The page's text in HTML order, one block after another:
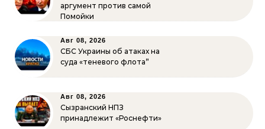
аргумент против самой
Помойки
Авг 08, 2026
СБС Украины об атаках на
суда «теневого флота”
Авг 08, 2026
Сызранский НПЗ
принадлежит «Роснефти»